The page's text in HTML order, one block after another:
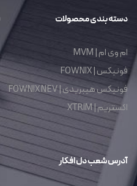
دسته بندی محصولات
ام وی ام | MVM
فونیکس | FOWNIX
فونیکس هیبریدی | FOWNIX NEV
اکستریم | XTRIM
آدرس شعب دل افکار